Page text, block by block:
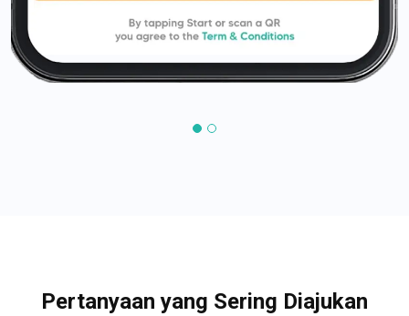
Pertanyaan yang Sering Diajukan